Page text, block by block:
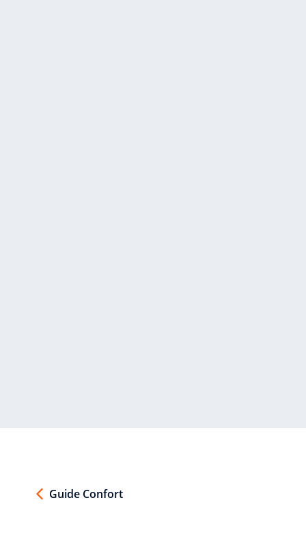
Guide Confort